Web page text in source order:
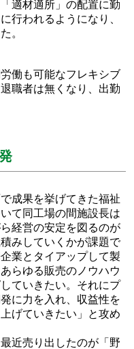
適材適所」の配置に勤
行われるようになり、
。
働も可能なフレキシブ
職者は無くなり、出勤
成果を挙げてきた福祉
て同工場の間施設長は
経営の安定を図るのが
みしていくかが課題で
業とタイアップして製
らゆる販売のノウハウ
ていきたい。それにプ
に力を入れ、収益性を
げていきたい」と攻め
近売り出したのが「野